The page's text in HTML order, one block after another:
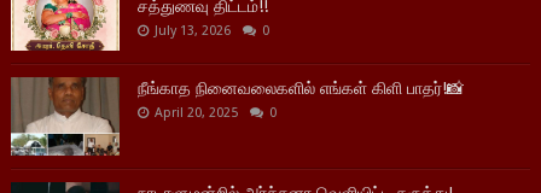
சத்துணவு திட்டம்!!
July 13, 2026 0
நீங்காத நினைவலைகளில் எங்கள் கிளி பாதர்!📸
April 20, 2025 0